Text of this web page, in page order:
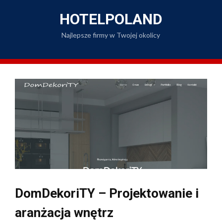
content
HOTELPOLAND
Najlepsze firmy w Twojej okolicy
DomDekoriTY – Projektowanie i
aranżacja wnętrz